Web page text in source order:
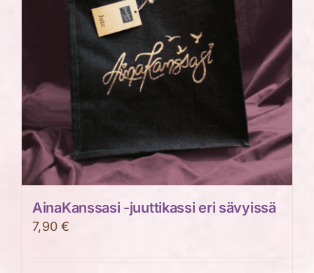
AinaKanssasi -juuttikassi eri sävyissä
7,90€